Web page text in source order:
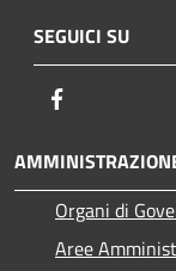
SEGUICI SU
Organi di
Aree